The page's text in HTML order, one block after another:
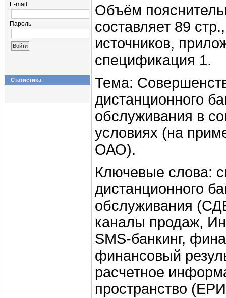
E-mail
Пароль
Статистика
Объём
составляет 89
источников,
спецификация 1.
Тема:
дистанционного
обслуживания в
условиях (на
ОАО).
Ключевые слова:
дистанционного
обслуживания
каналы продаж,
SMS-банкинг,
финансовый
расчетное
пространство